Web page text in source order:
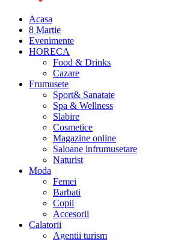
Acasa
8 Martie
Evenimente
HORECA
Food & Drinks
Cazare
Frumusete
Sport& Sanatate
Spa & Wellness
Slabire
Cosmetice
Magazine online
Saloane infrumusetare
Naturist
Moda
Femei
Barbati
Copii
Accesorii
Calatorii
Agentii turism